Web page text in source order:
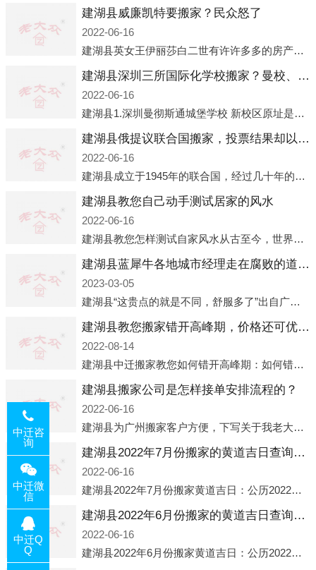
建湖县威廉凯特要搬家？民众怒了
2022-06-16
建湖县英女王伊丽莎白二世有许许多多的房产，遍布英国各地。而作为英女王的亲孙子、未来的英国国王，威廉王子自然也能享受到女王的房产。目前，威廉凯特以及三个孩子有两个经常居住的地点，一处是位于伦敦的肯辛顿宫，一处
建湖县深圳三所国际化学校搬家？曼校、QSI、南山中英文搬走了
2022-06-16
建湖县1.深圳曼彻斯通城堡学校 新校区原址是蛇口国际据悉，此次曼彻斯通城堡学校搬迁到蛇口新校区的开办与蛇口外籍人员子女学校（蛇口国际）有很大的关联。2021年，太子湾实验部就宣布在2022年正式并入蛇口外籍
建湖县俄提议联合国搬家，投票结果却以惨败收场
2022-06-16
建湖县成立于1945年的联合国，经过几十年的发展，如今拥有193个成员国。拥有如此众多会员国的联合国，可以说是世界上最具代表性的国际组织，也是世界上分量最重、有着较高话语权的国际组织。但以美国为首的西方国家
建湖县教您自己动手测试居家的风水
2022-06-16
建湖县教您怎样测试自家风水从古至今，世界各地的人们都在研究人在乾坤中的位置以及它们所形成的关系。通过探究季节转换、星象变化，并且在所观测到的自然规律的指导下，人们开始认识到居住在不同住宅中的人，其一生中的财
建湖县蓝犀牛各地城市经理走在腐败的道路上
2023-03-05
建湖县“这贵点的就是不同，舒服多了”出自广州运营邓经理的口中。2023年开年刚出来，三个司机（加盟蓝犀牛的个人队伍）便请广州经理去佛山娱乐场所大消费了一次，据知悉一晚消费达一万多，由三人平摊费用，燃鹅这样的
建湖县教您搬家错开高峰期，价格还可优惠！
2022-08-14
建湖县中迁搬家教您如何错开高峰期：如何错开高峰期搬家，中迁搬家做了一些电话数据统计和分析，发现市民中午2点左右访问网站的人是最多的，电话咨询是早上9点左右是最多的，预约搬家周六和周日是最多的，网上QQ微
建湖县搬家公司是怎样接单安排流程的？
2022-06-16
建湖县为广州搬家客户方便，下写关于我老大众搬家公司接单的流程，九条给搬家朋友参考，了解搬家公司工序，免去搬家时的没有准备好的工作，给您及时快速的搬好家。一．电话咨询：专人接待客户电话咨询，初步了解客户搬 家
建湖县2022年7月份搬家的黄道吉日查询大全一览表哪天适合搬家好日子
2022-06-16
建湖县2022年7月份搬家黄道吉日：公历2022年7月6日 农历六月初八 星期三 冲虎(甲寅)公历2022年7月12日 农历六月十四 星期二 冲猴(庚申)公历2022年7月13日 农历六月十五 星期三 冲鸡
建湖县2022年6月份搬家的黄道吉日查询大全一览表哪天适合搬家好日子
2022-06-16
建湖县2022年6月份搬家黄道吉日：公历2022年6月1日 农历五月初三 星期三 冲兔(己卯)公历2022年6月4日 农历五月初六 星期六 冲马(壬午)公历2022年6月8日 农历五月初十 星期三 冲狗(丙
中迁咨
询
中迁微
信
中迁Q
Q